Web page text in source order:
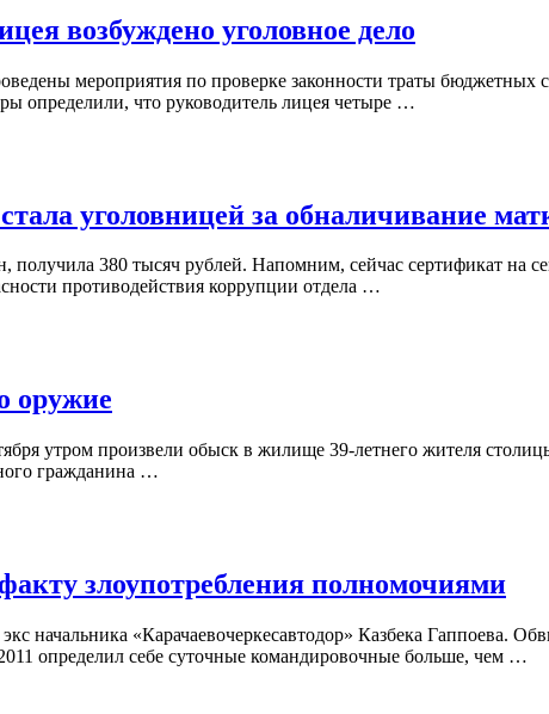
возбуждено уголовное дело
мероприятия по проверке законности траты бюджетных
определили, что руководитель лицея четыре …
уголовницей за обналичивание
380 тысяч рублей. Напомним, сейчас сертификат на
противодействия коррупции отдела …
оружие
утром произвели обыск в жилище 39-летнего жителя
гражданина …
злоупотребления полномочиями
экс начальника «Карачаевочеркесавтодор» Казбека
определил себе суточные командировочные больше, чем …